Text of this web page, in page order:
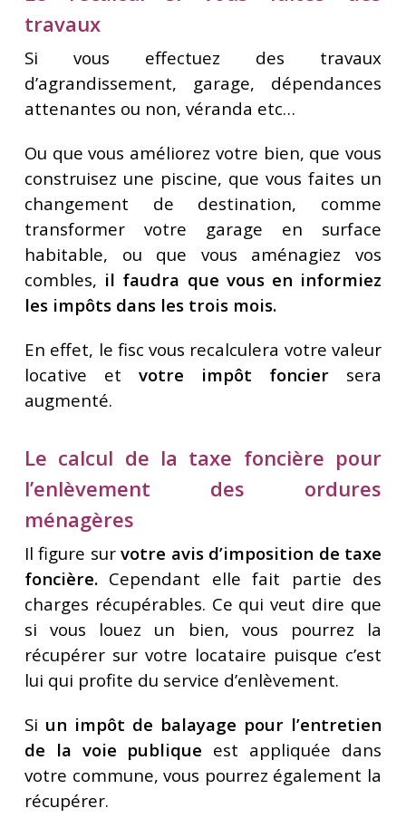
travaux
Si vous effectuez des travaux
d’agrandissement, garage, dépendances
attenantes ou non, véranda etc…
Ou que vous améliorez votre bien, que vous
construisez une piscine, que vous faites un
changement de destination, comme
transformer votre garage en surface
habitable, ou que vous aménagiez vos
combles, il faudra que vous en informiez
les impôts dans les trois mois.
En effet, le fisc vous recalculera votre valeur
locative et votre impôt foncier sera
augmenté.
Le calcul de la taxe foncière pour
l’enlèvement des ordures
ménagères
Il figure survotre avis d’imposition de taxe
foncière.Cependant elle fait partie des
charges récupérables. Ce qui veut dire que
si vous louez un bien, vous pourrez la
récupérer sur votre locataire puisque c’est
lui qui profite du service d’enlèvement.
Si un impôt de balayage pour l’entretien
de la voie publique est appliquée dans
votre commune, vous pourrez également la
récupérer.